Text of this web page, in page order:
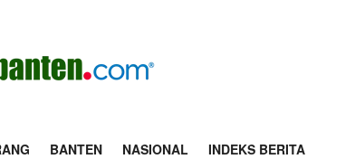
BANTEN NASIONAL INDEKS BERITA